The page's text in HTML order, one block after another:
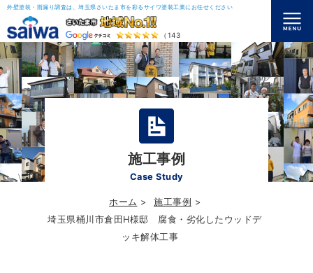
外壁塗装・雨漏り調査は、埼玉県さいたま市を彩るサイワ塗装工業にお任せください
（143）
施工事例
Case Study
ホーム
施工事例
埼玉県桶川市倉田H様邸 腐食・劣化したウッドデ
ッキ解体工事